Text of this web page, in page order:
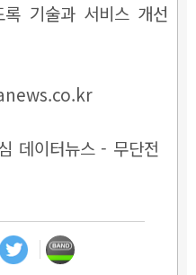
록 기술과 서비스 개선
데이터뉴스 - 무단전